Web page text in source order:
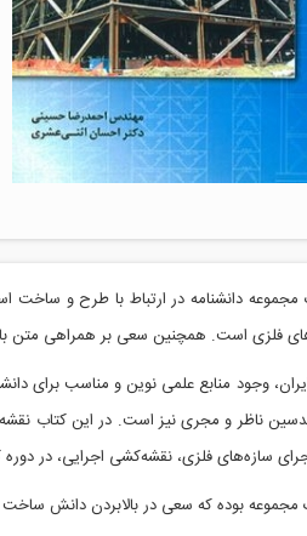
دانشنامه در ارتباط با طرح و
فلزی است. همچنین سعی بر همراهی متن
وجود منابع علمی نوین و مناسب برای
ناظر و مجری نیز است. در این کتاب
سازه‌های فلزی، نقشه‌کشی اجرایی، در دوره
بوده که سعی در بالابردن دانش ساخت